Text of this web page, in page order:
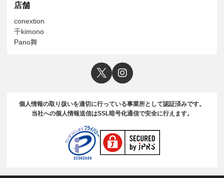
店舗
conextion
千kimono
Pano舞
個人情報の取り扱いを適切に行っている事業所として認証済みです。
当社への個人情報送信はSSL暗号化通信で安全に行えます。